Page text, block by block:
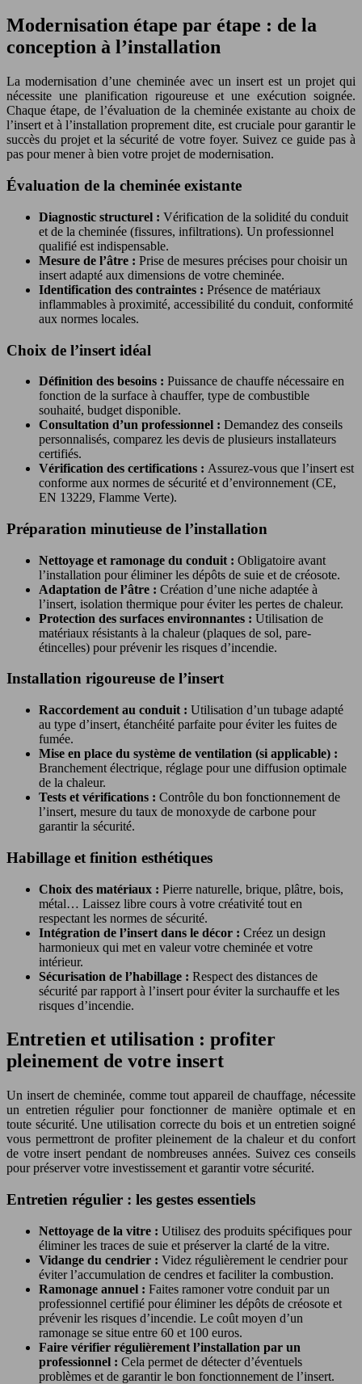
Modernisation étape par étape : de la
conception à l’installation
La modernisation d’une cheminée avec un insert est un projet qui
nécessite une planification rigoureuse et une exécution soignée.
Chaque étape, de l’évaluation de la cheminée existante au choix de
l’insert et à l’installation proprement dite, est cruciale pour garantir le
succès du projet et la sécurité de votre foyer. Suivez ce guide pas à
pas pour mener à bien votre projet de modernisation.
Évaluation de la cheminée existante
Diagnostic structurel : Vérification de la solidité du conduit
et de la cheminée (fissures, infiltrations). Un professionnel
qualifié est indispensable.
Mesure de l’âtre : Prise de mesures précises pour choisir un
insert adapté aux dimensions de votre cheminée.
Identification des contraintes : Présence de matériaux
inflammables à proximité, accessibilité du conduit, conformité
aux normes locales.
Choix de l’insert idéal
Définition des besoins : Puissance de chauffe nécessaire en
fonction de la surface à chauffer, type de combustible
souhaité, budget disponible.
Consultation d’un professionnel : Demandez des conseils
personnalisés, comparez les devis de plusieurs installateurs
certifiés.
Vérification des certifications : Assurez-vous que l’insert est
conforme aux normes de sécurité et d’environnement (CE,
EN 13229, Flamme Verte).
Préparation minutieuse de l’installation
Nettoyage et ramonage du conduit : Obligatoire avant
l’installation pour éliminer les dépôts de suie et de créosote.
Adaptation de l’âtre : Création d’une niche adaptée à
l’insert, isolation thermique pour éviter les pertes de chaleur.
Protection des surfaces environnantes : Utilisation de
matériaux résistants à la chaleur (plaques de sol, pare-
étincelles) pour prévenir les risques d’incendie.
Installation rigoureuse de l’insert
Raccordement au conduit : Utilisation d’un tubage adapté
au type d’insert, étanchéité parfaite pour éviter les fuites de
fumée.
Mise en place du système de ventilation (si applicable) :
Branchement électrique, réglage pour une diffusion optimale
de la chaleur.
Tests et vérifications : Contrôle du bon fonctionnement de
l’insert, mesure du taux de monoxyde de carbone pour
garantir la sécurité.
Habillage et finition esthétiques
Choix des matériaux : Pierre naturelle, brique, plâtre, bois,
métal… Laissez libre cours à votre créativité tout en
respectant les normes de sécurité.
Intégration de l’insert dans le décor : Créez un design
harmonieux qui met en valeur votre cheminée et votre
intérieur.
Sécurisation de l’habillage : Respect des distances de
sécurité par rapport à l’insert pour éviter la surchauffe et les
risques d’incendie.
Entretien et utilisation : profiter
pleinement de votre insert
Un insert de cheminée, comme tout appareil de chauffage, nécessite
un entretien régulier pour fonctionner de manière optimale et en
toute sécurité. Une utilisation correcte du bois et un entretien soigné
vous permettront de profiter pleinement de la chaleur et du confort
de votre insert pendant de nombreuses années. Suivez ces conseils
pour préserver votre investissement et garantir votre sécurité.
Entretien régulier : les gestes essentiels
Nettoyage de la vitre : Utilisez des produits spécifiques pour
éliminer les traces de suie et préserver la clarté de la vitre.
Vidange du cendrier : Videz régulièrement le cendrier pour
éviter l’accumulation de cendres et faciliter la combustion.
Ramonage annuel : Faites ramoner votre conduit par un
professionnel certifié pour éliminer les dépôts de créosote et
prévenir les risques d’incendie. Le coût moyen d’un
ramonage se situe entre 60 et 100 euros.
Faire vérifier régulièrement l’installation par un
professionnel : Cela permet de détecter d’éventuels
problèmes et de garantir le bon fonctionnement de l’insert.